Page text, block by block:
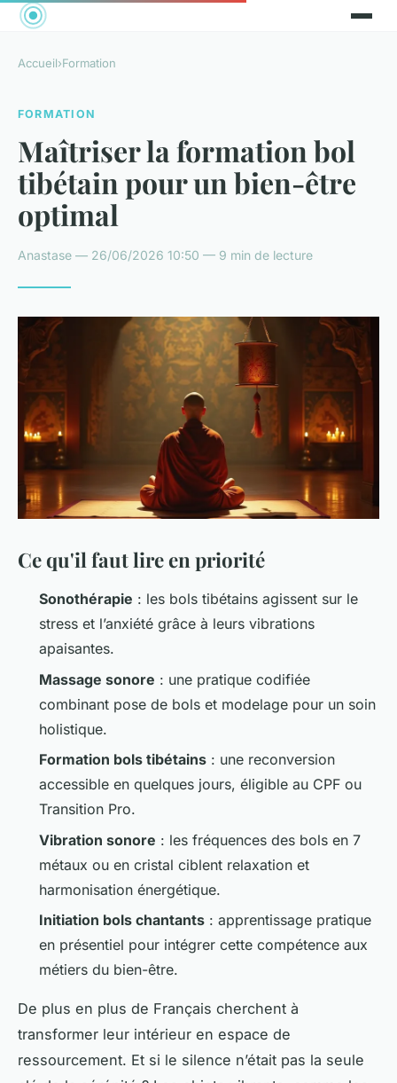
Accueil›Formation
FORMATION
Maîtriser la formation bol
tibétain pour un bien-être
optimal
Anastase — 26/06/2026 10:50 — 9 min de lecture
Ce qu'il faut lire en priorité
Sonothérapie : les bols tibétains agissent sur le
stress et l’anxiété grâce à leurs vibrations
apaisantes.
Massage sonore : une pratique codifiée
combinant pose de bols et modelage pour un soin
holistique.
Formation bols tibétains : une reconversion
accessible en quelques jours, éligible au CPF ou
Transition Pro.
Vibration sonore : les fréquences des bols en 7
métaux ou en cristal ciblent relaxation et
harmonisation énergétique.
Initiation bols chantants : apprentissage pratique
en présentiel pour intégrer cette compétence aux
métiers du bien-être.
De plus en plus de Français cherchent à
transformer leur intérieur en espace de
ressourcement. Et si le silence n’était pas la seule